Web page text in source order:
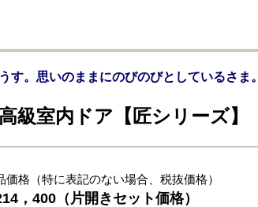
す。思いのままにのびのびとしているさま。
室内ドア【匠シリーズ】
価格（特に表記のない場合、税抜価格）
，400（片開きセット価格）